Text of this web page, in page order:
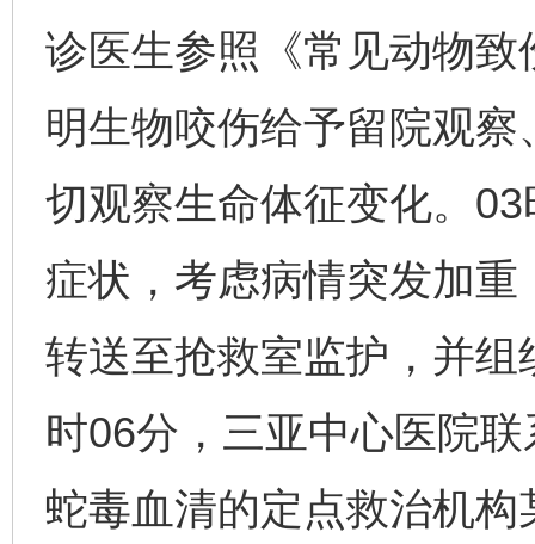
诊医生参照《常见动物
明生物咬伤给予留院观
切观察生命体征变化。
症状，考虑病情突发加
转送至抢救室监护，并
时06分，三亚中心医院
蛇毒血清的定点救治机